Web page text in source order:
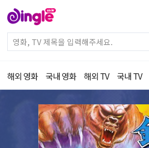
해외 영화 국내 영화 해외 TV 국내 TV